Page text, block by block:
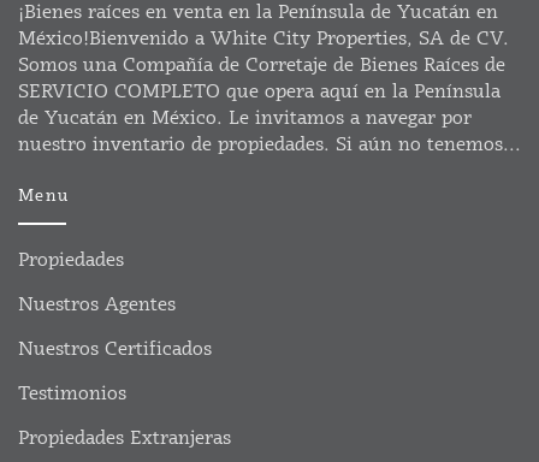
¡Bienes raíces en venta en la Península de Yucatán en
México!Bienvenido a White City Properties, SA de CV.
Somos una Compañía de Corretaje de Bienes Raíces de
SERVICIO COMPLETO que opera aquí en la Península
de Yucatán en México. Le invitamos a navegar por
nuestro inventario de propiedades. Si aún no tenemos...
Menu
Propiedades
Nuestros Agentes
Nuestros Certificados
Testimonios
Propiedades Extranjeras